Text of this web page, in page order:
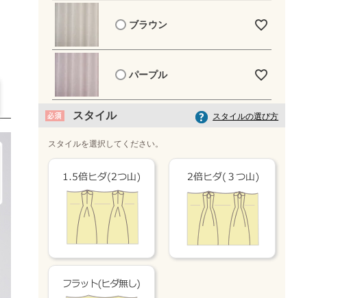
ブラウン
パープル
スタイル スタイルの選び方
スタイルを選択してください。